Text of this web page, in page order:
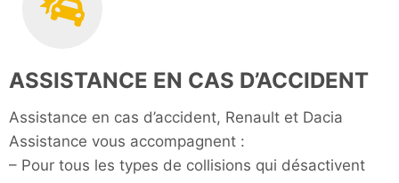
ASSISTANCE EN CAS D’ACCIDENT
Assistance en cas d’accident, Renault et Dacia
Assistance vous accompagnent :
– Pour tous les types de collisions qui désactivent